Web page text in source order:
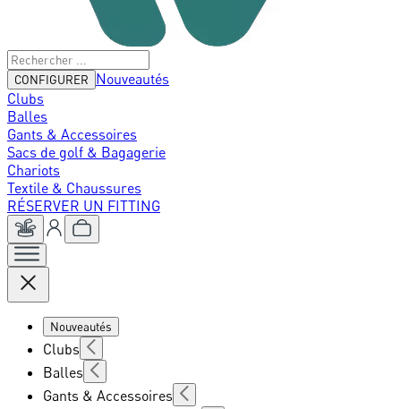
CONFIGURER
Nouveautés
Clubs
Balles
Gants & Accessoires
Sacs de golf & Bagagerie
Chariots
Textile & Chaussures
RÉSERVER UN FITTING
Nouveautés
Clubs
Balles
Gants & Accessoires